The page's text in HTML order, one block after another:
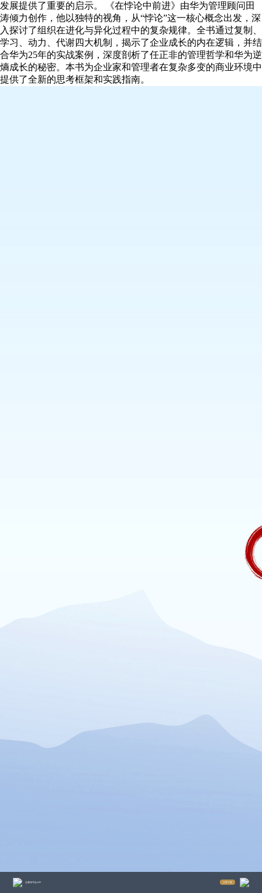
总裁读书会APP 立即下载
发展提供了重要的启示。 《在悖论中前进》由华为管理顾问田
涛倾力创作，他以独特的视角，从“悖论”这一核心概念出发，深
入探讨了组织在进化与异化过程中的复杂规律。全书通过复制、
学习、动力、代谢四大机制，揭示了企业成长的内在逻辑，并结
合华为25年的实战案例，深度剖析了任正非的管理哲学和华为逆
熵成长的秘密。本书为企业家和管理者在复杂多变的商业环境中
提供了全新的思考框架和实践指南。